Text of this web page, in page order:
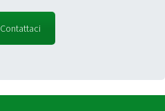
Contattaci